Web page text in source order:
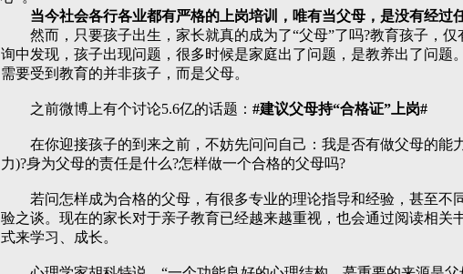
当今社会各行各业都有严格的上岗培训，唯有当父母，是没有经过
然而，只要孩子出生，家长就真的成为了“父母”了吗?教育孩子，仅
询中发现，孩子出现问题，很多时候是家庭出了问题，是教养出了问题
需要受到教育的并非孩子，而是父母。
之前微博上有个讨论5.6亿的话题： #建议父母持“合格证”上岗#
在你迎接孩子的到来之前，不妨先问问自己：我是否有做父母的能
力)?身为父母的责任是什么?怎样做一个合格的父母吗?
若问怎样成为合格的父母，有很多专业的理论指导和经验，甚至不
验之谈。现在的家长对于亲子教育已经越来越重视，也会通过阅读相关
式来学习、成长。